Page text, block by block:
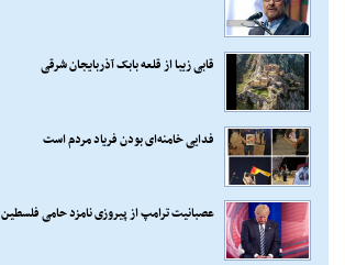
قابی زیبا از قلعه بابک آذربایجان شرقی
فدایی خامنه‌ای بودن فریاد مردم است
عصبانیت ترامپ از پیروزی نامزد حامی فلسطین